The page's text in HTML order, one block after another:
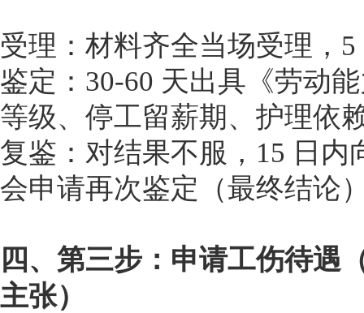
受理：材料齐全当场受理，
鉴定：30-60 天出具《劳动
等级、停工留薪期、护理依
复鉴：对结果不服，15 日
会申请再次鉴定（最终结论
四、第三步：申请工伤待遇
主张）